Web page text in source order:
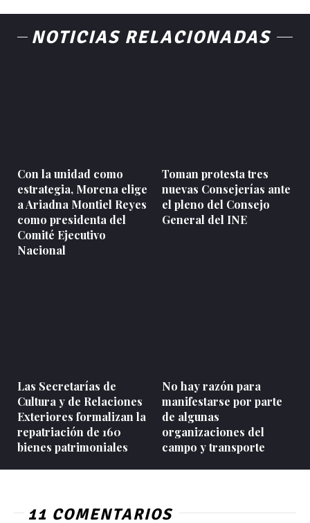
NOTICIAS RELACIONADAS
Con la unidad como
estrategia, Morena elige
a Ariadna Montiel Reyes
como presidenta del
Comité Ejecutivo
Nacional
Toman protesta tres
nuevas Consejerías ante
el pleno del Consejo
General del INE
Las Secretarías de
Cultura y de Relaciones
Exteriores formalizan la
repatriación de 160
bienes patrimoniales
No hay razón para
manifestarse por parte
de algunas
organizaciones del
campo y transporte
11 COMENTARIOS